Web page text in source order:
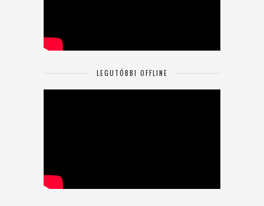
LEGUTÓBBI OFFLINE